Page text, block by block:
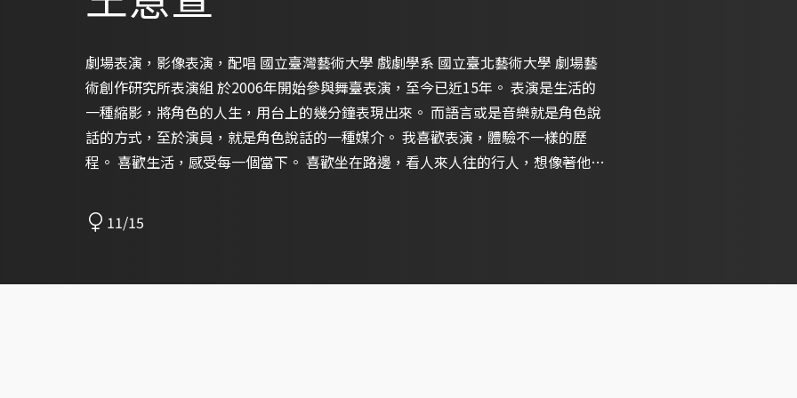
劇場表演，影像表演，配唱 國立臺灣藝術大學 戲劇學系 國立臺北藝術大學 劇場藝
術創作研究所表演組 於2006年開始參與舞臺表演，至今已近15年。 表演是生活的
一種縮影，將角色的人生，用台上的幾分鐘表現出來。 而語言或是音樂就是角色說
話的方式，至於演員，就是角色說話的一種媒介。 我喜歡表演，體驗不一樣的歷
程。 喜歡生活，感受每一個當下。 喜歡坐在路邊，看人來人往的行人，想像著他們
有機會可以讓你認識我:)
11/15